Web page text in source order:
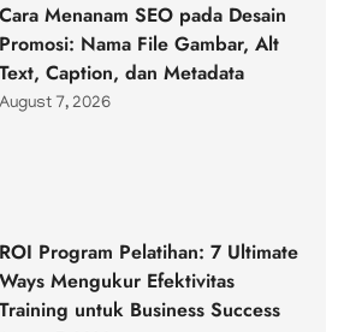
Cara Menanam SEO pada Desain
Promosi: Nama File Gambar, Alt
Text, Caption, dan Metadata
August 7, 2026
ROI Program Pelatihan: 7 Ultimate
Ways Mengukur Efektivitas
Training untuk Business Success